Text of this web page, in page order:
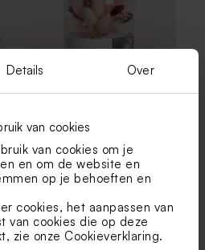
Details Over
van cookies
van cookies om je
en om de website en
op je behoeften en
cookies, het aanpassen van
van cookies die op deze
zie onze Cookieverklaring.
Droogbloemen in
eigen tekst en foto - L
meer